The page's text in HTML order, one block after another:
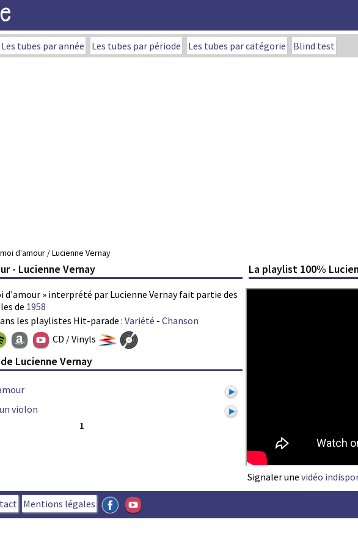
Les tubes par année Les tubes par période Les tubes par catégorie Blind test
d'amour / Lucienne Vernay
- Lucienne Vernay
d'amour » interprété par Lucienne Vernay fait partie des
de 1958
les playlistes Hit-parade :Variété - Chanson
La playlist 100%
Signaler une vidéo
CD / Vinyls
Lucienne Vernay
violon
1
Mentions légales